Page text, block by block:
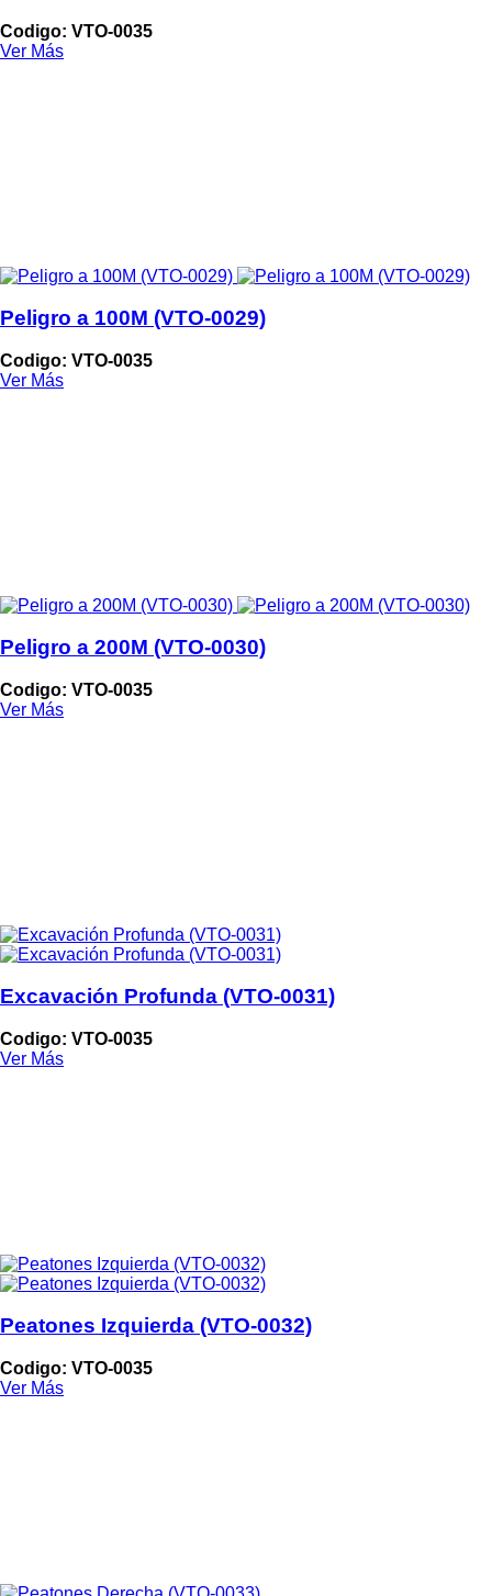
Codigo: VTO-0035
Ver Más
Peligro a 100M (VTO-0029)
Codigo: VTO-0035
Ver Más
Peligro a 200M (VTO-0030)
Codigo: VTO-0035
Ver Más
Excavación Profunda (VTO-0031)
Codigo: VTO-0035
Ver Más
Peatones Izquierda (VTO-0032)
Codigo: VTO-0035
Ver Más